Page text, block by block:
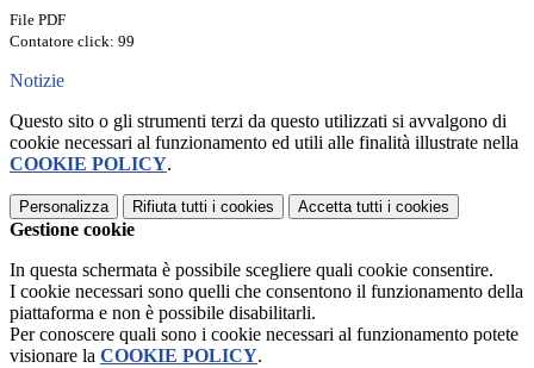
File PDF
Contatore click: 99
Notizie
Questo sito o gli strumenti terzi da questo utilizzati si avvalgono di
cookie necessari al funzionamento ed utili alle finalità illustrate nella
COOKIE POLICY.
Personalizza Rifiuta tutti i cookies Accetta tutti i cookies
Gestione cookie
In questa schermata è possibile scegliere quali cookie consentire.
I cookie necessari sono quelli che consentono il funzionamento della
piattaforma e non è possibile disabilitarli.
Per conoscere quali sono i cookie necessari al funzionamento potete
visionare la COOKIE POLICY.